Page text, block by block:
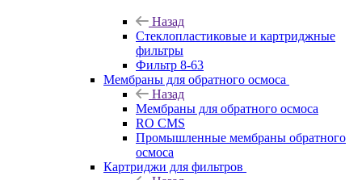
Назад
Стеклопластиковые и картриджные
фильтры
Фильтр 8-63
Мембраны для обратного осмоса
Назад
Мембраны для обратного осмоса
RO CMS
Промышленные мембраны обратного
осмоса
Картриджи для фильтров